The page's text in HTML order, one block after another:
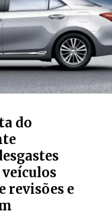
do
revisões e